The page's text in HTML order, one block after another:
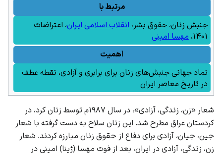
مرتبط با
جنبش زنان،حقوق بشر ، انقلاب اسلامی ایران، اعتراضات
۱۴۰۱، مهسا امینی
اهمیت
نماد جهانی جنبش‌های زنان برای برابری و آزادی، نقطه عطف
در تاریخ معاصر ایران
شعار «زن، زندگی، آزادی»، در سال ۱۹۸۷م توسط زنان کرد، در
کردستان عراق مطرح شد. این زنان سلاح به دست گرفته با شعار
جین، جیان، آزادی برای دفاع از حقوق زنان مبارزه کردند. شعار
زن، زندگی، آزادی در ایران، بعد از فوت مهسا (ژینا) امینی در